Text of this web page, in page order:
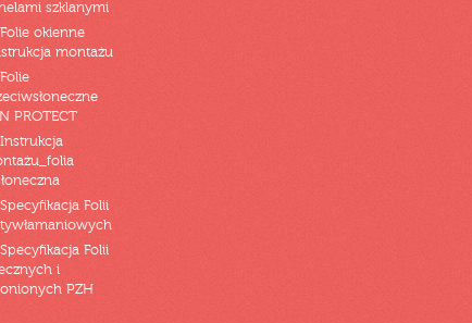
szklanymi
okienne
montażu
PROTECT
Folii
Folii
i
PZH